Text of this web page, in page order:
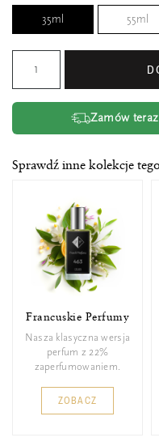
35ml 55ml
Zamów teraz
Sprawdź inne kolekcje
Francuskie Perfumy
Nasza klasyczna wersja
perfum z 22%
zaperfumowaniem.
ZOBACZ